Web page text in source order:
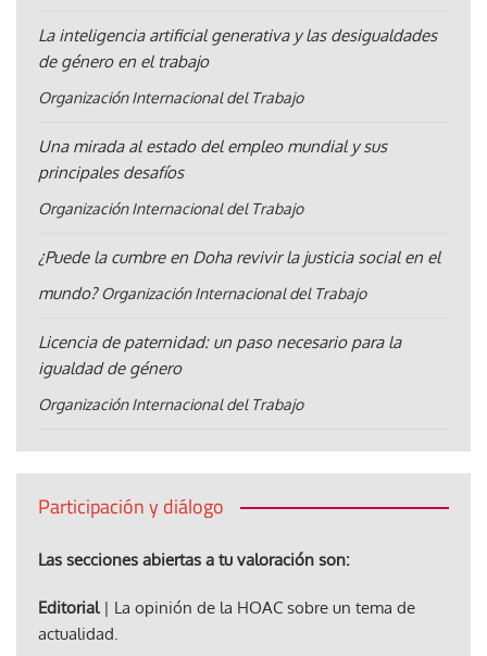
La inteligencia artificial generativa y las desigualdades
de género en el trabajo
Organización Internacional del Trabajo
Una mirada al estado del empleo mundial y sus
principales desafíos
Organización Internacional del Trabajo
¿Puede la cumbre en Doha revivir la justicia social en el
mundo? Organización Internacional del Trabajo
Licencia de paternidad: un paso necesario para la
igualdad de género
Organización Internacional del Trabajo
Participación y diálogo
Las secciones abiertas a tu valoración son:
Editorial| La opinión de la HOAC sobre un tema de
actualidad.